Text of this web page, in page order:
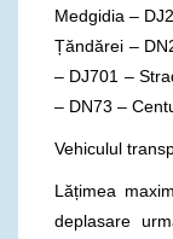
Medgidia –
Țăndărei –
– DJ701 –
– DN73 –
Vehiculul
Lățimea
deplasare